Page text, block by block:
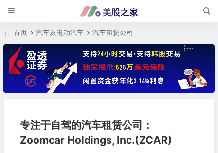
首页 汽车及电动汽车 汽车租赁公司
专注于自驾的汽车租赁公司：
Zoomcar Holdings, Inc.(ZCAR)